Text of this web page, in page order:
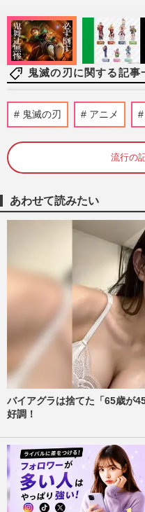
鬼滅の刃に関する記事
『映画ち
間で興収
週刊女性PRIME
と話題！
ュアには
週刊女性PRIME
国民的テ
懸けてき
りと、現
週刊女性2026
『鬼滅の
近畿大学
って暇な
週刊女性
映画『名
円、“歴代
の戦い」
週刊女性PRIME
鬼滅の刃 アニメ
流行の
あわせて読みたい
バイアグラは捨てた「65歳が
好調！